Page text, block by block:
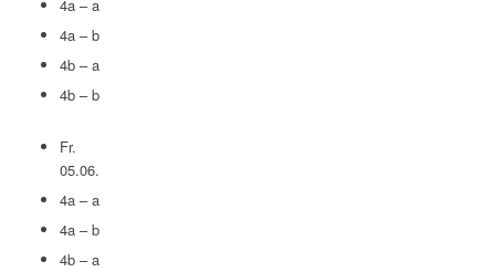
4a – a
4a – b
4b – a
4b – b
Fr.
05.06.
4a – a
4a – b
4b – a